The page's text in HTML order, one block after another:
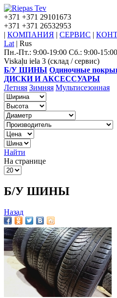
+371 +371 29101673
+371 +371 26532953
| КОМПАНИЯ | СЕРВИС |
Lat | Rus
Пн.-Пт.: 9:00-19:00 Сб.: 9:00-15:00
Viskaļu iela 3 (склад / сервис)
Б/У ШИНЫ Одиночные
ДИСКИ И АКСЕССУАРЫ
Летняя Зимняя Мультисезонная
Найти
На странице
Б/У ШИНЫ
Назад